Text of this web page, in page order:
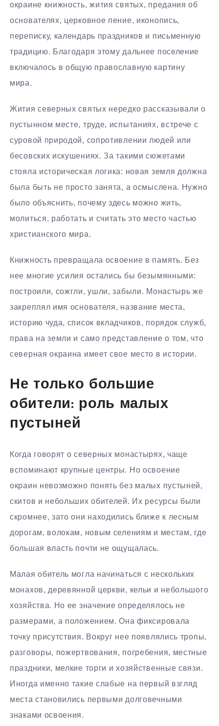
окраине книжность, жития святых, предания об
основателях, церковное пение, иконопись,
переписку, календарь праздников и письменную
традицию. Благодаря этому дальнее поселение
включалось в общую православную картину
мира.
Жития северных святых нередко рассказывали о
пустынном месте, труде, испытаниях, встрече с
суровой природой, сопротивлении людей или
бесовских искушениях. За такими сюжетами
стояла историческая логика: новая земля должна
была быть не просто занята, а осмыслена. Нужно
было объяснить, почему здесь можно жить,
молиться, работать и считать это место частью
христианского мира.
Книжность превращала освоение в память. Без
нее многие усилия остались бы безымянными:
построили, сожгли, ушли, забыли. Монастырь же
закреплял имя основателя, название места,
историю чуда, список вкладчиков, порядок служб,
права на земли и само представление о том, что
северная окраина имеет свое место в истории.
Не только большие
обители: роль малых
пустыней
Когда говорят о северных монастырях, чаще
вспоминают крупные центры. Но освоение
окраин невозможно понять без малых пустыней,
скитов и небольших обителей. Их ресурсы были
скромнее, зато они находились ближе к лесным
дорогам, волокам, новым селениям и местам, где
большая власть почти не ощущалась.
Малая обитель могла начинаться с нескольких
монахов, деревянной церкви, кельи и небольшого
хозяйства. Но ее значение определялось не
размерами, а положением. Она фиксировала
точку присутствия. Вокруг нее появлялись тропы,
разговоры, пожертвования, погребения, местные
праздники, мелкие торги и хозяйственные связи.
Иногда именно такие слабые на первый взгляд
места становились первыми долговечными
знаками освоения.